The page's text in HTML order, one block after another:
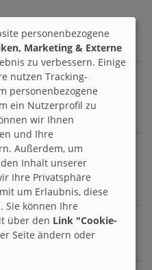
als
fest daran das sich
Sprachen
personenbezogene
Marketing & Externe
zu verbessern. Einige
nutzen Tracking-
personenbezogene
ein Nutzerprofil zu
wir Ihnen
und Ihre
Außerdem, um
Inhalt unserer
Ihre Privatsphäre
um Erlaubnis, diese
Sie können Ihre
über den Link "Cookie-
Seite ändern oder